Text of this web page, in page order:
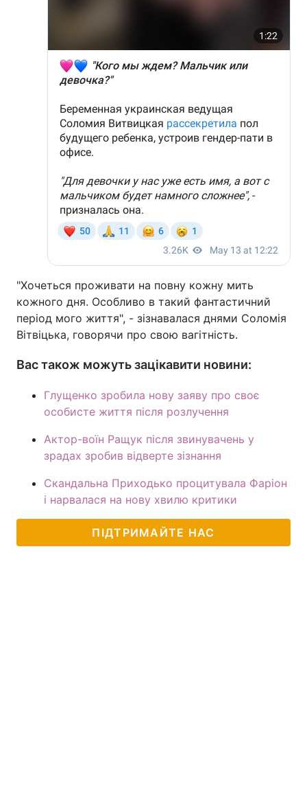
"Хочеться проживати на повну кожну мить
кожного дня. Особливо в такий фантастичний
період мого життя", - зізнавалася днями Соломія
Вітвіцька, говорячи про свою вагітність.
Вас також можуть зацікавити новини:
Глущенко зробила нову заяву про своє
особисте життя після розлучення
Актор-воїн Ращук після звинувачень у
зрадах зробив відверте зізнання
Скандальна Приходько процитувала Фаріон
і нарвалася на нову хвилю критики
ПІДТРИМАЙТЕ НАС